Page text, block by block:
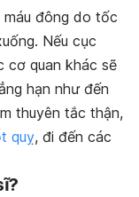
đông do tốc
Nếu cục
cơ quan khác sẽ
hạn như đến
thuyên tắc thận,
quỵ, đi đến các